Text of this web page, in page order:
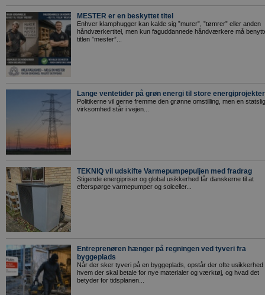
MESTER er en beskyttet titel
Enhver klamphugger kan kalde sig ”murer”, ”tømrer” eller anden
håndværkertitel, men kun faguddannede håndværkere må
titlen ”mester”...
Lange ventetider på grøn energi til store energiprojekter
Politikerne vil gerne fremme den grønne omstilling, men en statslig
virksomhed står i vejen...
TEKNIQ vil udskifte Varmepumpepuljen med fradrag
Stigende energipriser og global usikkerhed får danskerne til at
efterspørge varmepumper og solceller...
Entreprenøren hænger på regningen ved tyveri fra
byggeplads
Når der sker tyveri på en byggeplads, opstår der ofte usikkerhed
hvem der skal betale for nye materialer og værktøj, og hvad det
betyder for tidsplanen...